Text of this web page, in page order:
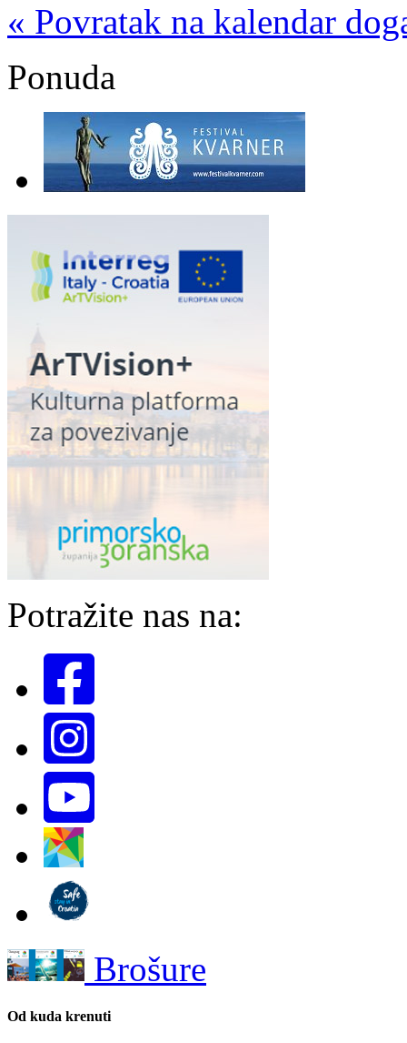
« Povratak na kalendar
Ponuda
Potražite nas na:
Brošure
Od kuda krenuti